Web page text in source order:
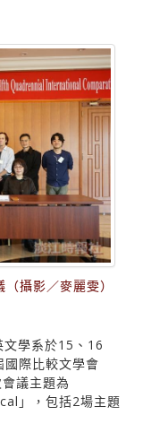
攝影／麥麗雯）
文學系於15、16
國際比較文學會
議主題為
」，包括2場主題